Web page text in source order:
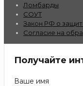
Ломбарды
СОУТ
Закон РФ о
Согласие на
Получайте
Ваше имя